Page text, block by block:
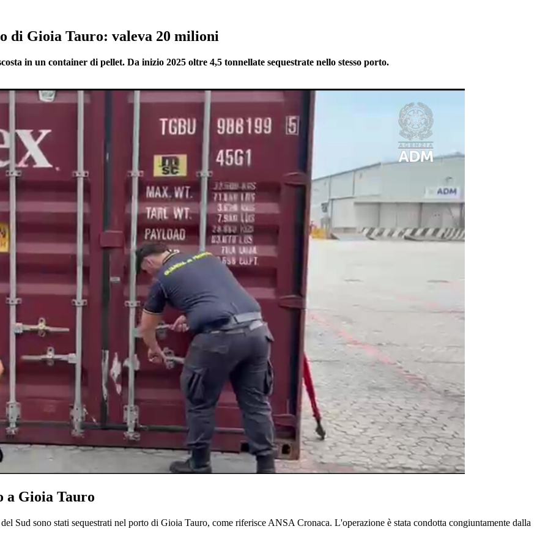
di Gioia Tauro: valeva 20 milioni
in un container di pellet. Da inizio 2025 oltre 4,5 tonnellate sequestrate nello stesso porto.
a Gioia Tauro
Sud sono stati sequestrati nel porto di Gioia Tauro, come riferisce ANSA Cronaca. L'operazione è stata condotta congiuntamente dalla